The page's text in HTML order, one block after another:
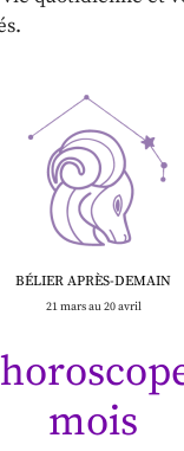
BÉLIER APRÈS-DEMAIN
21 mars au 20 avril
mois